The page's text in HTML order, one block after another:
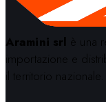
Aramini srl è una
importazione e
il territorio nazionale.